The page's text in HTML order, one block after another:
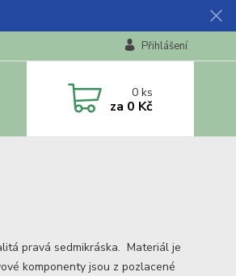
Přihlášení
0ks
za 0 Kč
pravá sedmikráska. Materiál je
komponenty jsou z pozlacené